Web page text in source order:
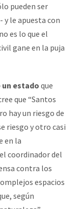
pueden ser
y le apuesta con
es lo que el
gane en la puja
estado que
que “Santos
hay un riesgo de
riesgo y otro casi
en la
coordinador del
contra los
espacios
según